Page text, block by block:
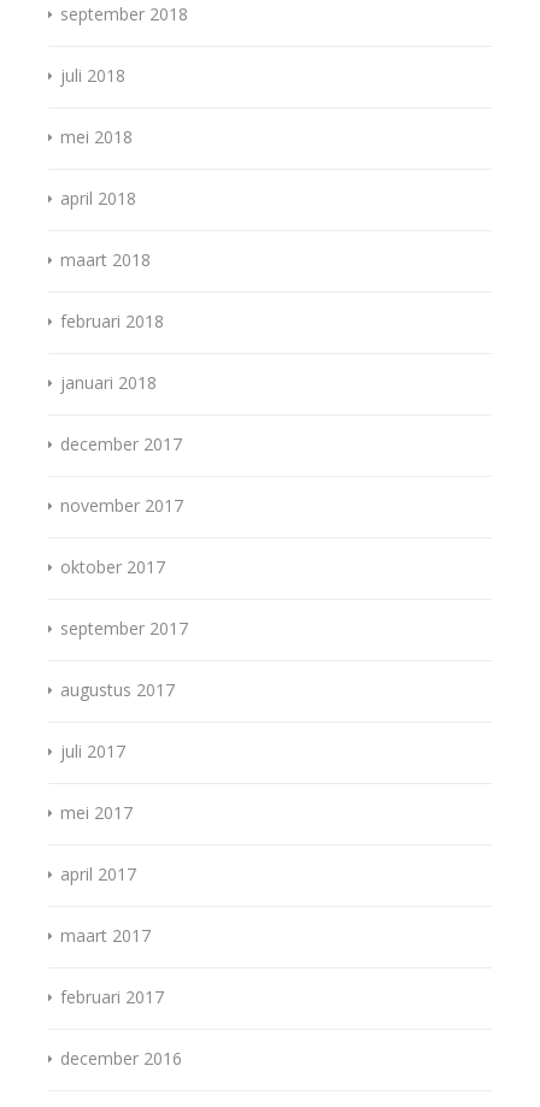
september 2018
juli 2018
mei 2018
april 2018
maart 2018
februari 2018
januari 2018
december 2017
november 2017
oktober 2017
september 2017
augustus 2017
juli 2017
mei 2017
april 2017
maart 2017
februari 2017
december 2016